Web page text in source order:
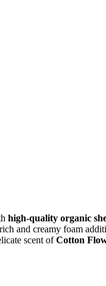
high-quality organic
and creamy foam
scent of Cotton